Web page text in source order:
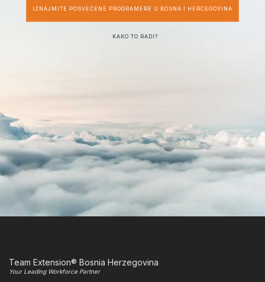
IZNAJMITE POSVEĆENE PROGRAMERE U BOSNA I HERCEGOVINA
KAKO TO RADI?
Team Extension® Bosnia Herzegovina
Your Leading Workforce Partner